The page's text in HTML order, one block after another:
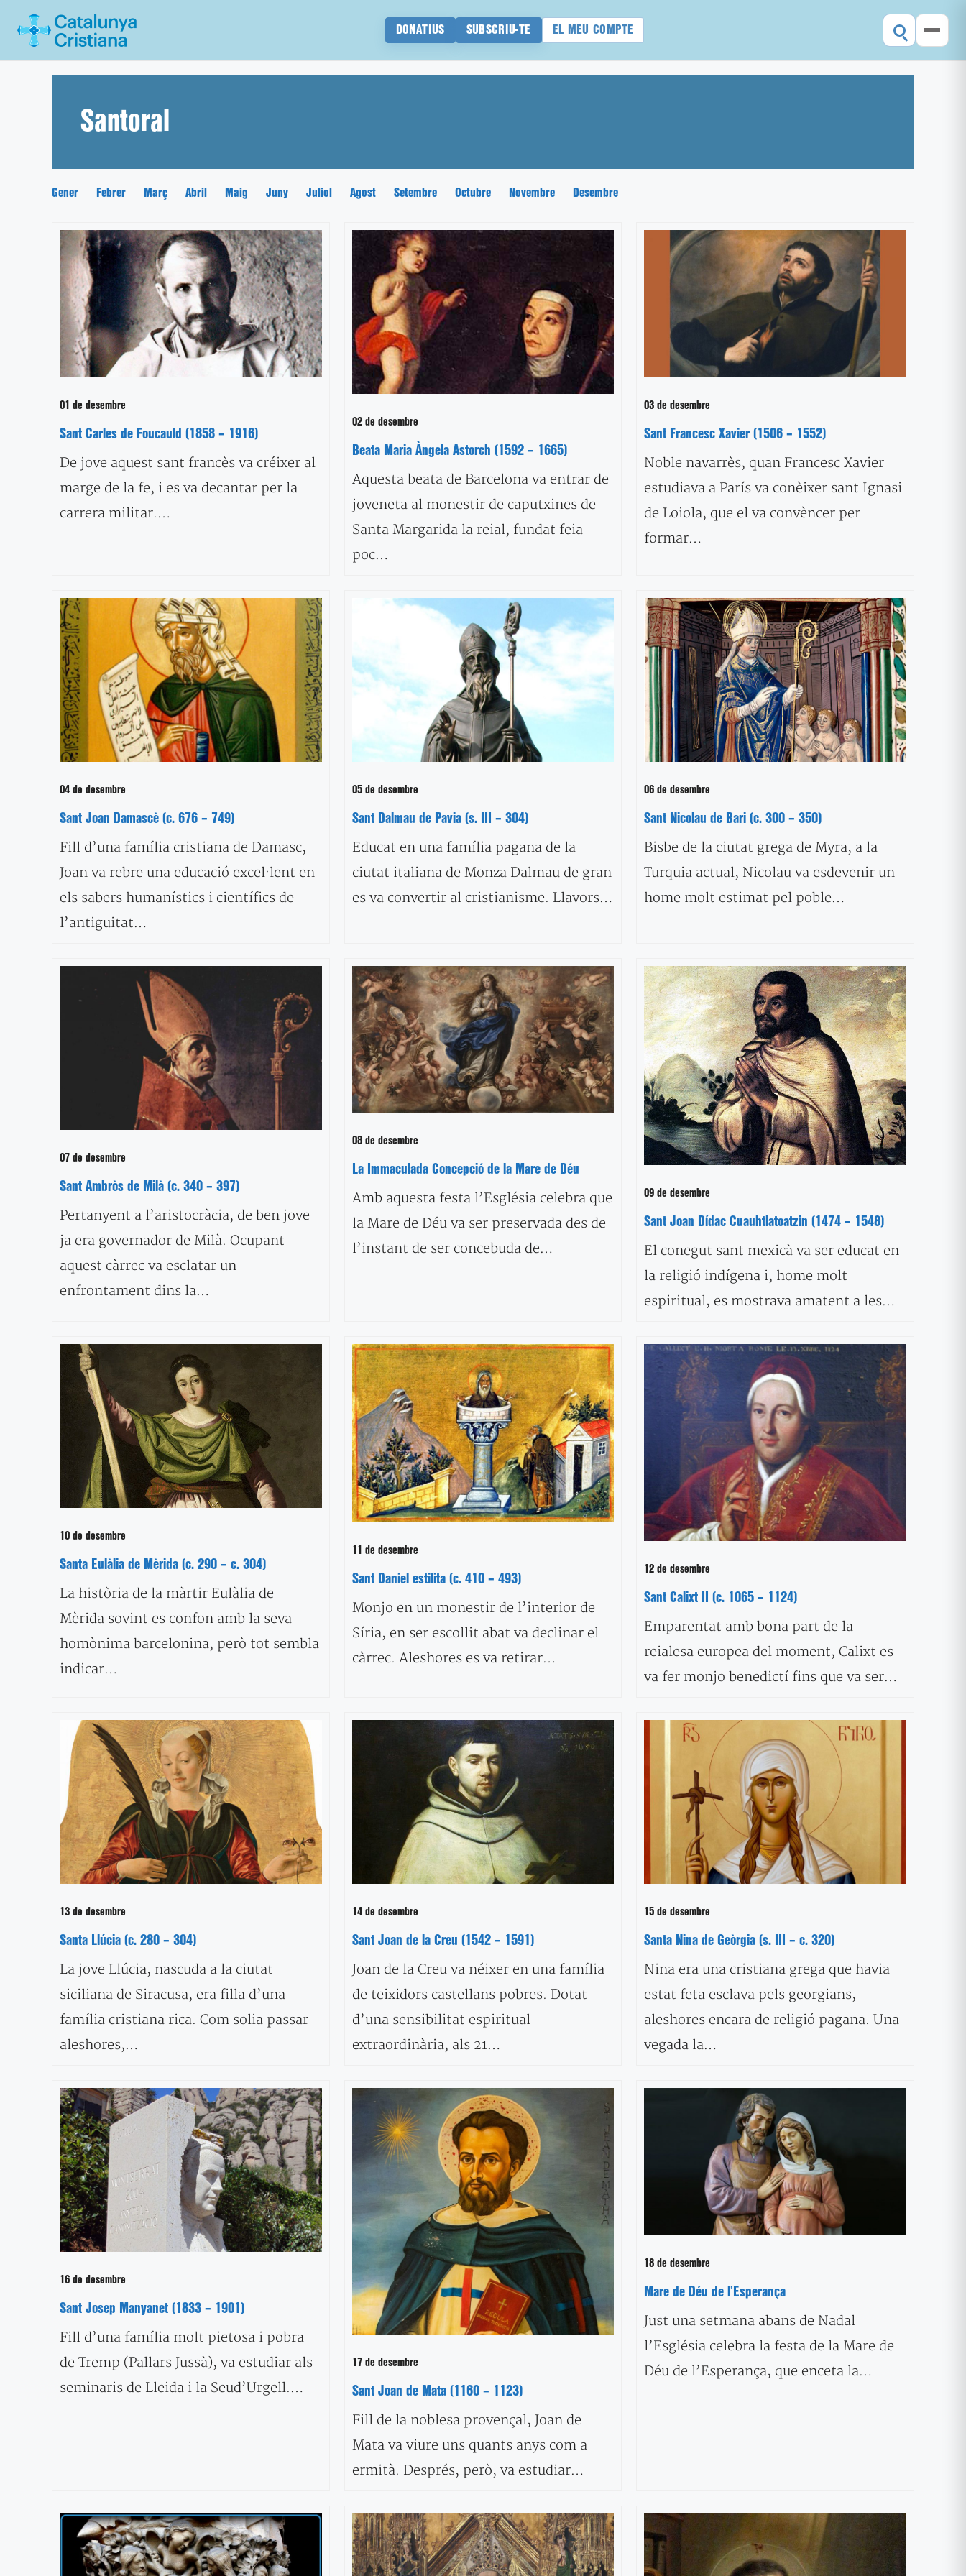
DONATIUS SUBSCRIU-TE EL MEU COMPTE
Santoral
Gener Febrer Març Abril Maig Juny Juliol Agost Setembre Octubre Novembre Desembre
01 de desembre
Sant Carles de Foucauld (1858 – 1916)
De jove aquest sant francès va créixer al
marge de la fe, i es va decantar per la
carrera militar.…
02 de desembre
Beata Maria Àngela Astorch (1592 – 1665)
Aquesta beata de Barcelona va entrar de
joveneta al monestir de caputxines de
Santa Margarida la reial, fundat feia
poc…
03 de desembre
Sant Francesc Xavier (1506 – 1552)
Noble navarrès, quan Francesc Xavier
estudiava a París va conèixer sant Ignasi
de Loiola, que el va convèncer per
formar…
04 de desembre
Sant Joan Damascè (c. 676 – 749)
Fill d’una família cristiana de Damasc,
Joan va rebre una educació excel·lent en
els sabers humanístics i científics de
l’antiguitat…
05 de desembre
Sant Dalmau de Pavia (s. III – 304)
Educat en una família pagana de la
ciutat italiana de Monza Dalmau de gran
es va convertir al cristianisme. Llavors…
06 de desembre
Sant Nicolau de Bari (c. 300 – 350)
Bisbe de la ciutat grega de Myra, a la
Turquia actual, Nicolau va esdevenir un
home molt estimat pel poble…
07 de desembre
Sant Ambròs de Milà (c. 340 – 397)
Pertanyent a l’aristocràcia, de ben jove
ja era governador de Milà. Ocupant
aquest càrrec va esclatar un
enfrontament dins la…
08 de desembre
La Immaculada Concepció de la Mare de Déu
Amb aquesta festa l’Església celebra que
la Mare de Déu va ser preservada des de
l’instant de ser concebuda de…
09 de desembre
Sant Joan Dídac Cuauhtlatoatzin (1474 – 1548)
El conegut sant mexicà va ser educat en
la religió indígena i, home molt
espiritual, es mostrava amatent a les…
10 de desembre
Santa Eulàlia de Mèrida (c. 290 – c. 304)
La història de la màrtir Eulàlia de
Mèrida sovint es confon amb la seva
homònima barcelonina, però tot sembla
indicar…
11 de desembre
Sant Daniel estilita (c. 410 – 493)
Monjo en un monestir de l’interior de
Síria, en ser escollit abat va declinar el
càrrec. Aleshores es va retirar…
12 de desembre
Sant Calixt II (c. 1065 – 1124)
Emparentat amb bona part de la
reialesa europea del moment, Calixt es
va fer monjo benedictí fins que va ser…
13 de desembre
Santa Llúcia (c. 280 – 304)
La jove Llúcia, nascuda a la ciutat
siciliana de Siracusa, era filla d’una
família cristiana rica. Com solia passar
aleshores,…
14 de desembre
Sant Joan de la Creu (1542 – 1591)
Joan de la Creu va néixer en una família
de teixidors castellans pobres. Dotat
d’una sensibilitat espiritual
extraordinària, als 21…
15 de desembre
Santa Nina de Geòrgia (s. III – c. 320)
Nina era una cristiana grega que havia
estat feta esclava pels georgians,
aleshores encara de religió pagana. Una
vegada la…
16 de desembre
Sant Josep Manyanet (1833 – 1901)
Fill d’una família molt pietosa i pobra
de Tremp (Pallars Jussà), va estudiar als
seminaris de Lleida i la Seud’Urgell.…
17 de desembre
Sant Joan de Mata (1160 – 1123)
Fill de la noblesa provençal, Joan de
Mata va viure uns quants anys com a
ermità. Després, però, va estudiar…
18 de desembre
Mare de Déu de l’Esperança
Just una setmana abans de Nadal
l’Església celebra la festa de la Mare de
Déu de l’Esperança, que enceta la…